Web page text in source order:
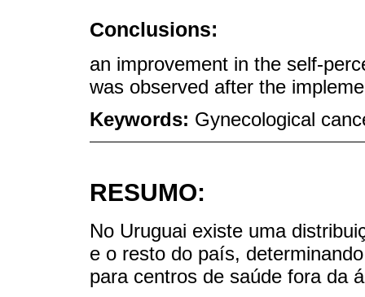
Conclusions:
an improvement in the self-
was observed after the
Keywords: Gynecological
RESUMO:
No Uruguai existe uma
e o resto do país,
para centros de saúde fora da